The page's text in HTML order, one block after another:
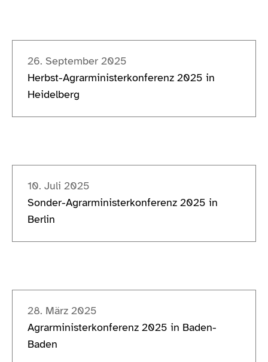
26. September 2025
Herbst-Agrarministerkonferenz 2025 in
Heidelberg
10. Juli 2025
Sonder-Agrarministerkonferenz 2025 in
Berlin
28. März 2025
Agrarministerkonferenz 2025 in Baden-
Baden